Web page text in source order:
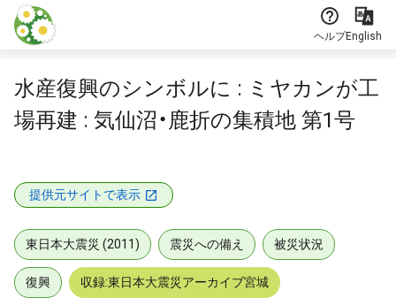
本文に飛ぶ
ヘルプEnglish
水産復興のシンボルに : ミヤカンが工
場再建 : 気仙沼・鹿折の集積地 第1号
提供元サイトで表示
東日本大震災 (2011) 震災への備え 被災状況
復興 収録:東日本大震災アーカイブ宮城